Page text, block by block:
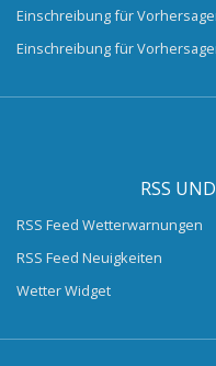
Einschreibung für
Einschreibung für
RSS
RSS Feed Wetterwarnungen
RSS Feed Neuigkeiten
Wetter Widget